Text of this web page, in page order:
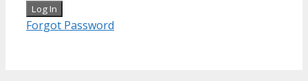
Forgot Password